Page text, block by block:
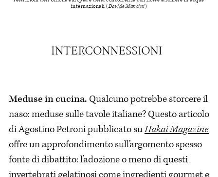
internazionali (Davide Mancini)
Meduse in cucina. Qualcuno potrebbe storcere il
naso: meduse sulle tavole italiane? Questo articolo
di Agostino Petroni pubblicato suHakai Magazine
offre un approfondimento sull’argomento spesso
fonte di dibattito: l’adozione o meno di questi
invertebrati gelatinosi come ingredienti gourmet e